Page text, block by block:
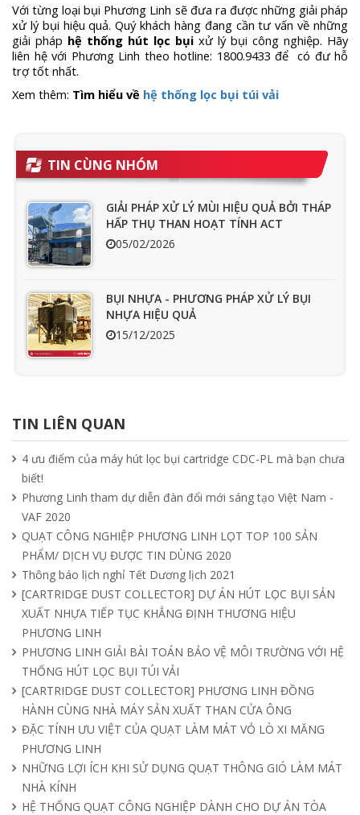
Với từng loại bụi Phương Linh sẽ đưa ra được những giải pháp
xử lý bụi hiệu quả. Quý khách hàng đang cần tư vấn về những
giải pháp hệ thống hút lọc bụi xử lý bụi công nghiệp. Hãy
liên hệ với Phương Linh theo hotline: 1800.9433 để có đư hỗ
trợ tốt nhất.
Xem thêm: Tìm hiểu về hệ thống lọc bụi túi vải
TIN CÙNG NHÓM
GIẢI PHÁP XỬ LÝ MÙI HIỆU QUẢ BỞI THÁP
HẤP THỤ THAN HOẠT TÍNH ACT
05/02/2026
BỤI NHỰA - PHƯƠNG PHÁP XỬ LÝ BỤI
NHỰA HIỆU QUẢ
15/12/2025
15/04/2025
11/04/2025
Quạt nồi hơi công nghiệp và cách phân
loại theo mục đích sử dụng chuẩn nhất
04/04/2025
TIN LIÊN QUAN
4 ưu điểm của máy hút lọc bụi cartridge CDC-PL mà bạn chưa
biết!
Phương Linh tham dự diễn đàn đổi mới sáng tạo Việt Nam -
VAF 2020
QUẠT CÔNG NGHIỆP PHƯƠNG LINH LỌT TOP 100 SẢN
PHẨM/ DỊCH VỤ ĐƯỢC TIN DÙNG 2020
Thông báo lịch nghỉ Tết Dương lịch 2021
[CARTRIDGE DUST COLLECTOR] DỰ ÁN HÚT LỌC BỤI SẢN
XUẤT NHỰA TIẾP TỤC KHẲNG ĐỊNH THƯƠNG HIỆU
PHƯƠNG LINH
PHƯƠNG LINH GIẢI BÀI TOÁN BẢO VỆ MÔI TRƯỜNG VỚI HỆ
THỐNG HÚT LỌC BỤI TÚI VẢI
[CARTRIDGE DUST COLLECTOR] PHƯƠNG LINH ĐỒNG
HÀNH CÙNG NHÀ MÁY SẢN XUẤT THAN CỬA ÔNG
ĐẶC TÍNH ƯU VIỆT CỦA QUẠT LÀM MÁT VỎ LÒ XI MĂNG
PHƯƠNG LINH
NHỮNG LỢI ÍCH KHI SỬ DỤNG QUẠT THÔNG GIÓ LÀM MÁT
NHÀ KÍNH
HỆ THỐNG QUẠT CÔNG NGHIỆP DÀNH CHO DỰ ÁN TÒA